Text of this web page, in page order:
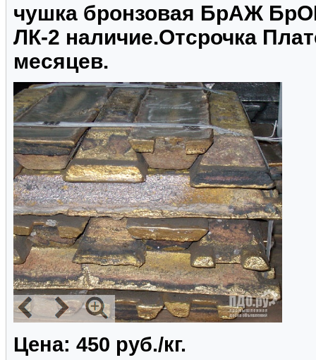
чушка бронзовая БрАЖ
ЛК-2 наличие.Отсрочка
месяцев.
Цена: 450 руб./кг.